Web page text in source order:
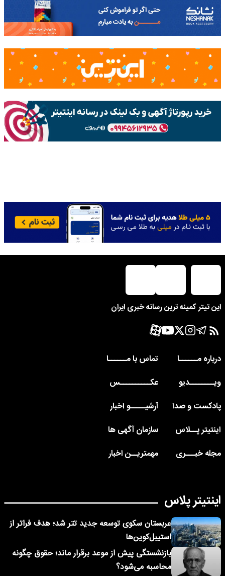
این تیتر کمینه ترین رسانه خبری ایران
درباره مــــــا
تماس با مــــــا
ویــــــــدیو
عکــــــــــس
پادکست و صدا
آرشیـــــو اخبار
اینتیتر پــلاس
سازمان آگهی ها
مجله خبـــری
مهمتریــن اخبار
اینتیتر پلاس
عربستان سکوی توسعه جدید تتر شد؛ هدف فراتر از
استیبل‌کوین‌ها
بازنشستگی پیش از موعد برقرار ماند؛ حقوق چگونه
محاسبه می‌شود؟